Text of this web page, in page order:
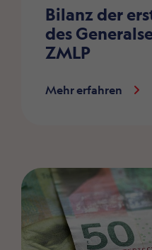
Bilanz der
des
ZMLP
Mehr erfahren